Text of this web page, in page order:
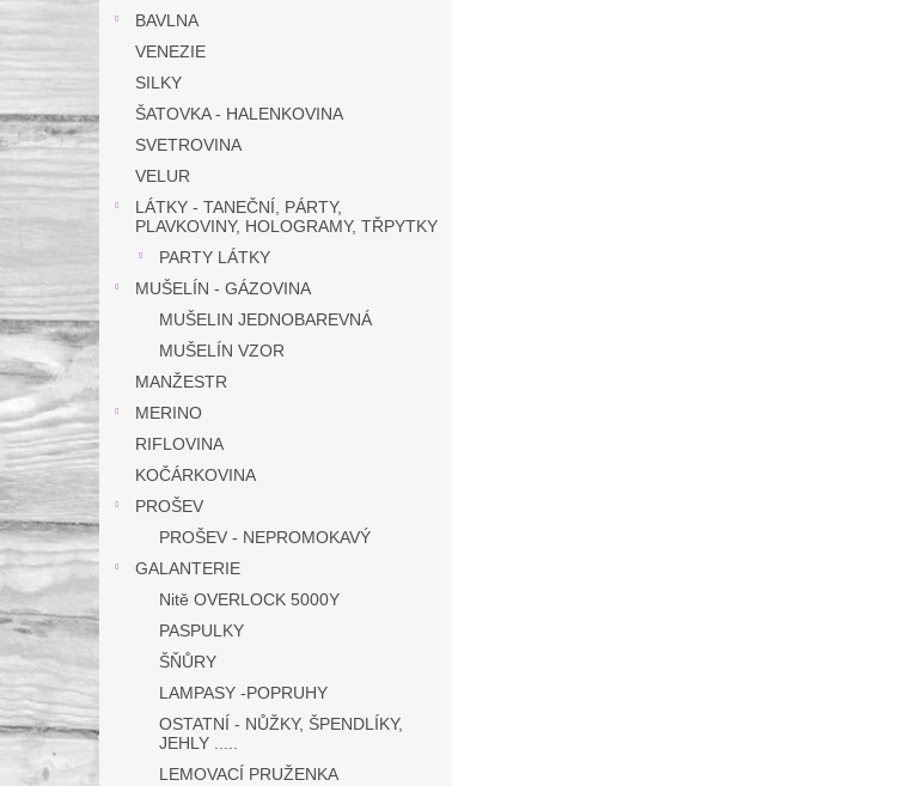
BAVLNA
VENEZIE
SILKY
ŠATOVKA - HALENKOVINA
SVETROVINA
VELUR
LÁTKY - TANEČNÍ, PÁRTY,
PLAVKOVINY, HOLOGRAMY, TŘPYTKY
PARTY LÁTKY
MUŠELÍN - GÁZOVINA
MUŠELIN JEDNOBAREVNÁ
MUŠELÍN VZOR
MANŽESTR
MERINO
RIFLOVINA
KOČÁRKOVINA
PROŠEV
PROŠEV - NEPROMOKAVÝ
GALANTERIE
Nitě OVERLOCK 5000Y
PASPULKY
ŠŇŮRY
LAMPASY -POPRUHY
OSTATNÍ - NŮŽKY, ŠPENDLÍKY,
JEHLY .....
LEMOVACÍ PRUŽENKA